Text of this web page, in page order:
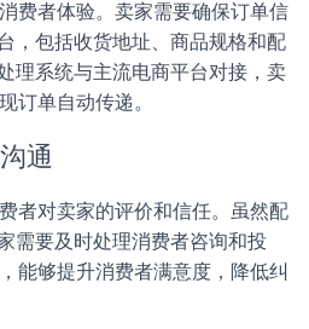
费者体验。卖家需要确保订单信
，包括收货地址、商品规格和配
理系统与主流电商平台对接，卖
订单自动传递。
通
者对卖家的评价和信任。虽然配
需要及时处理消费者咨询和投
能够提升消费者满意度，降低纠